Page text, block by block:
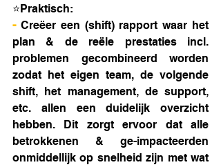
⭐Praktisch:
- Creëer een (shift) rapport waar het
plan & de reële prestaties incl.
problemen gecombineerd worden
zodat het eigen team, de volgende
shift, het management, de support,
etc. allen een duidelijk overzicht
hebben. Dit zorgt ervoor dat alle
betrokkenen & ge-impacteerden
onmiddellijk op snelheid zijn met wat